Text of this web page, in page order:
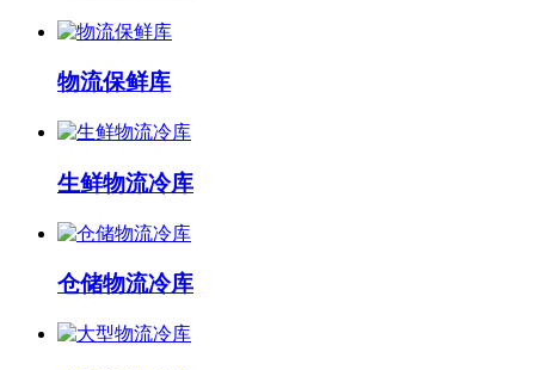
物流保鲜库
生鲜物流冷库
仓储物流冷库